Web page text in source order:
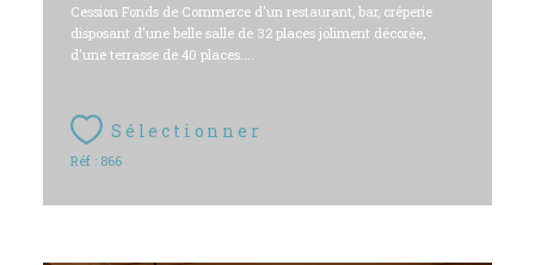
Cession Fonds de Commerce d'un restaurant, bar, créperie
disposant d'une belle salle de 32 places joliment décorée,
d'une terrasse de 40 places....
Sélectionner
Réf : 866